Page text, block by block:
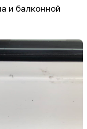
и балконной